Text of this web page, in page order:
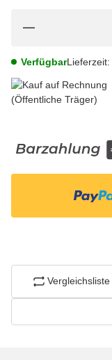
VerfügbarLieferzeit:
Vergleichsliste